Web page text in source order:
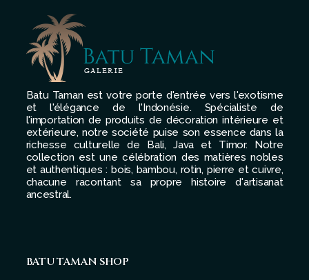
Batu Taman est votre porte d'entrée vers l'exotisme
et l'élégance de l'Indonésie. Spécialiste de
l'importation de produits de décoration intérieure et
extérieure, notre société puise son essence dans la
richesse culturelle de Bali, Java et Timor. Notre
collection est une célébration des matières nobles
et authentiques : bois, bambou, rotin, pierre et cuivre,
chacune racontant sa propre histoire d'artisanat
ancestral.
BATU TAMAN SHOP